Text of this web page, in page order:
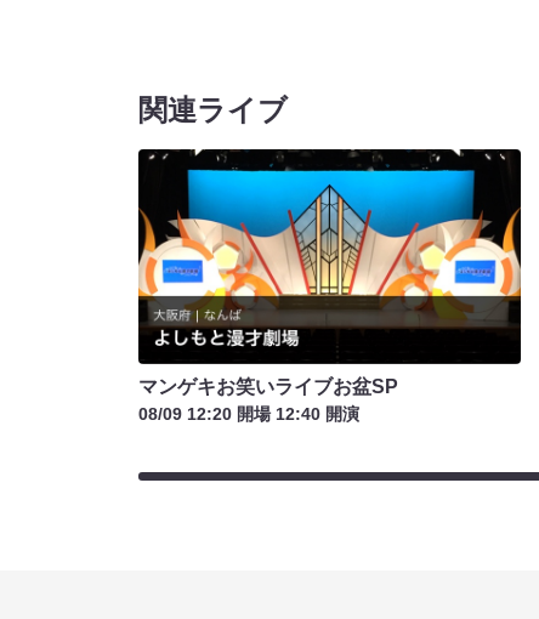
関連ライブ
マンゲキお笑いライブお盆SP
08/09 12:20 開場 12:40 開演